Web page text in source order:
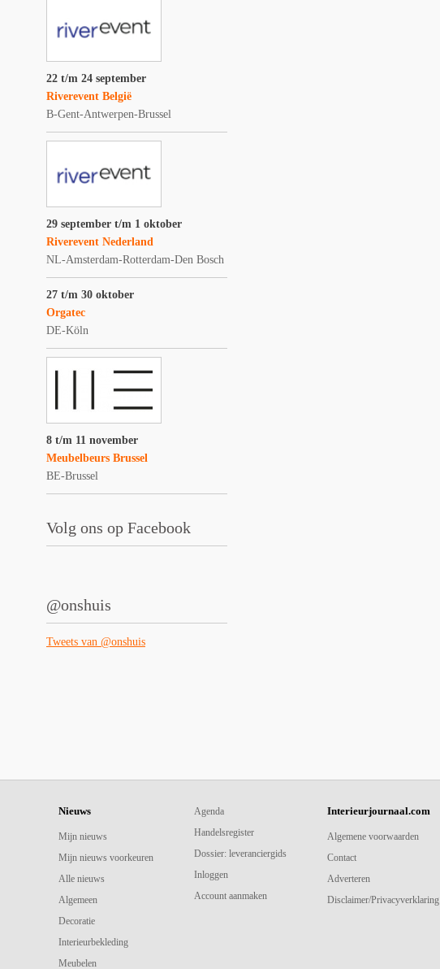
22 t/m 24 september
Riverevent België
B-Gent-Antwerpen-Brussel
29 september t/m 1 oktober
Riverevent Nederland
NL-Amsterdam-Rotterdam-Den Bosch
27 t/m 30 oktober
Orgatec
DE-Köln
8 t/m 11 november
Meubelbeurs Brussel
BE-Brussel
Volg ons op Facebook
@onshuis
Tweets van @onshuis
Nieuws
Mijn nieuws
Mijn nieuws voorkeuren
Alle nieuws
Algemeen
Decoratie
Interieurbekleding
Meubelen
Agenda
Handelsregister
Dossier: leveranciergids
Inloggen
Account aanmaken
Interieurjournaal.com
Algemene voorwaarden
Contact
Adverteren
Disclaimer/Privacyverklaring